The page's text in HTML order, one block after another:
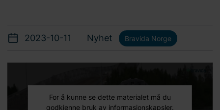
2023-10-11 Nyhet Bravida Norge
For å kunne se dette materialet må du
godkjenne bruk av informasjonskapsler.